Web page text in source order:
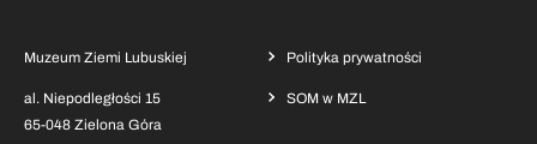
Muzeum Ziemi Lubuskiej
al. Niepodległości 15
65-048 Zielona Góra
Polityka prywatności
SOM w MZL